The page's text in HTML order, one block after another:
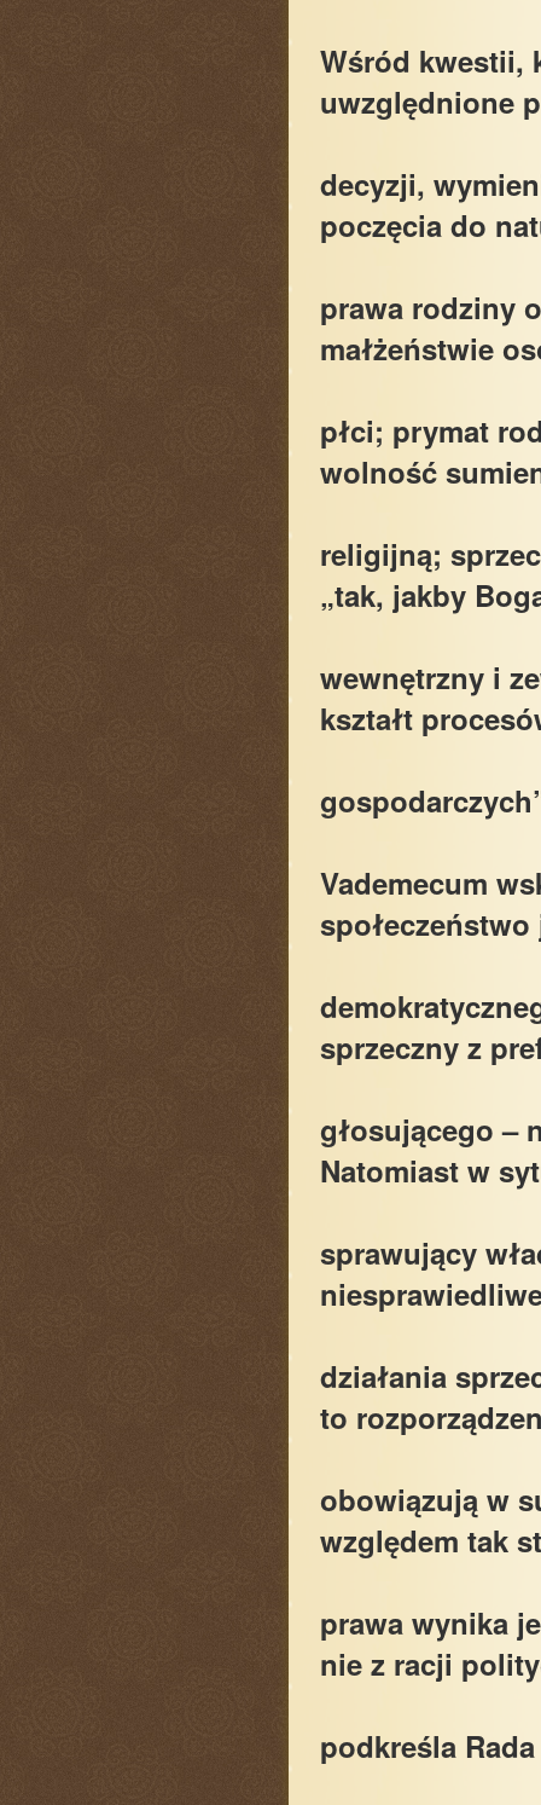
Wśród kwestii,
uwzględnione
decyzji,
poczęcia do
prawa rodziny
małżeństwie
płci; prymat
wolność
religijną;
„tak, jakby
wewnętrzny i
kształt
Vademecum
sprzeczny z
głosującego –
Natomiast w
sprawujący
działania
to
obowiązują w
względem tak
prawa wynika
nie z racji
podkreśla